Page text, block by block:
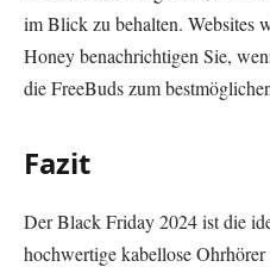
im Blick zu behalten. Websites
Honey benachrichtigen Sie,
die FreeBuds zum
Fazit
Der Black Friday 2024 ist die
hochwertige kabellose